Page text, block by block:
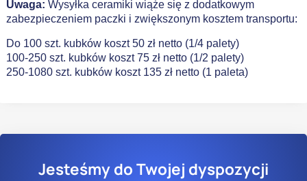
Uwaga: Wysyłka ceramiki wiąże się z dodatkowym
zabezpieczeniem paczki i zwiększonym kosztem transportu:
Do 100 szt. kubków koszt 50 zł netto (1/4 palety)
100-250 szt. kubków koszt 75 zł netto (1/2 palety)
250-1080 szt. kubków koszt 135 zł netto (1 paleta)
Jesteśmy do Twojej dyspozycji